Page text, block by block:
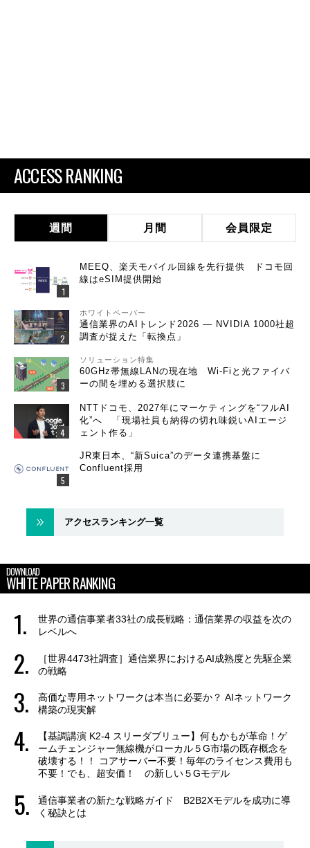
ACCESS RANKING
週間 月間 会員限定
MEEQ、楽天モバイル回線を先行提供 ドコモ回
線はeSIM提供開始
ホワイトペーパー
通信業界のAIトレンド2026 ― NVIDIA 1000社超
調査が捉えた「転換点」
ソリューション特集
60GHz帯無線LANの現在地 Wi-Fiと光ファイバ
ーの間を埋める選択肢に
NTTドコモ、2027年にマーケティングを“フルAI
化”へ 「現場社員も納得の切れ味鋭いAIエージ
ェント作る」
JR東日本、“新Suica”のデータ連携基盤に
Confluent採用
アクセスランキング一覧
DOWNLOAD
WHITE PAPER RANKING
世界の通信事業者33社の成長戦略：通信業界の収益を次の
レベルへ
［世界4473社調査］通信業界におけるAI成熟度と先駆企業
の戦略
高価な専用ネットワークは本当に必要か？ AIネットワーク
構築の現実解
【基調講演 K2-4 スリーダブリュー】何もかもが革命！ゲ
ームチェンジャー無線機がローカル５G市場の既存概念を
破壊する！！ コアサーバー不要！毎年のライセンス費用も
不要！でも、超安価！ の新しい５Gモデル
通信事業者の新たな戦略ガイド B2B2Xモデルを成功に導
く秘訣とは